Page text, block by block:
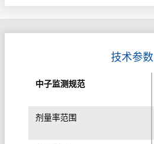
技术参数
中子监测规范
剂量率范围
中子监测规范
剂量率范围